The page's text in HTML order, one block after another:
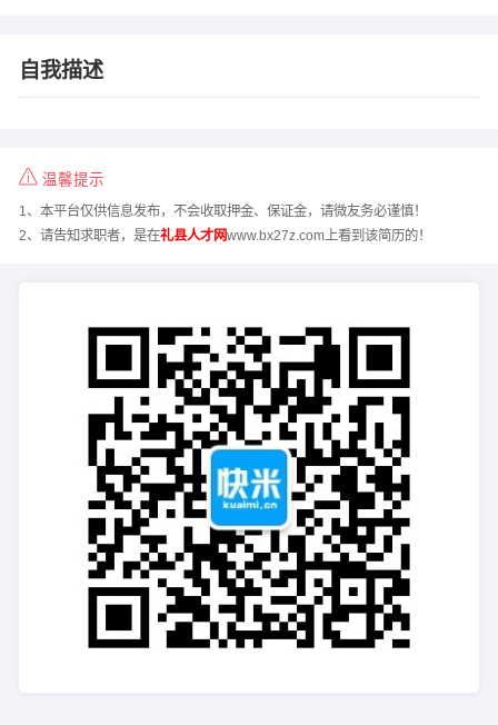
自我描述
温馨提示
1、本平台仅供信息发布，不会收取押金、保证金，请微友务必谨慎！
2、请告知求职者，是在礼县人才网www.bx27z.com上看到该简历的！